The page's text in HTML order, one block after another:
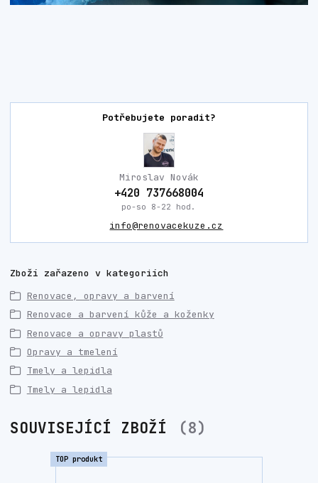
Potřebujete poradit?
Miroslav Novák
+420 737668004
po-so 8-22 hod.
info@renovacekuze.cz
Zboží zařazeno v kategoriích
Renovace, opravy a barvení
Renovace a barvení kůže a koženky
Renovace a opravy plastů
Opravy a tmelení
Tmely a lepidla
Tmely a lepidla
SOUVISEJÍCÍ ZBOŽÍ 8
TOP produkt